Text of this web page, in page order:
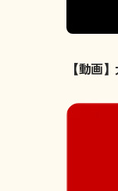
【動画